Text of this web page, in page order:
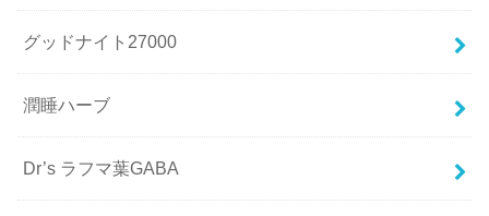
グッドナイト27000
潤睡ハーブ
Dr’s ラフマ葉GABA